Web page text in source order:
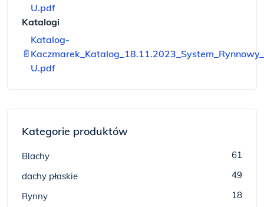
U.pdf
Katalogi
📄
Katalog-
U.pdf
Kategorie produktów
Blachy
61
dachy płaskie
49
Rynny
18